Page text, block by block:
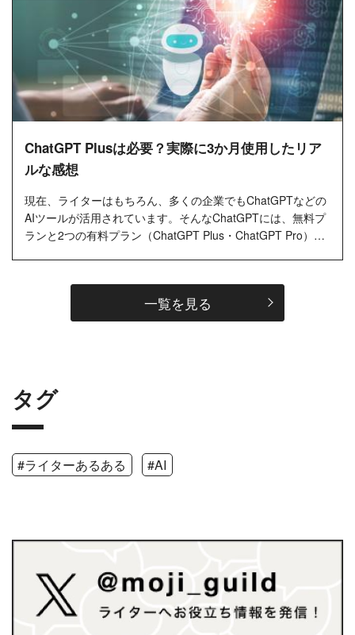
ChatGPT Plusは必要？実際に3か月使用したリア
ルな感想
現在、ライターはもちろん、多くの企業でもChatGPTなどの
AIツールが活用されています。そんなChatGPTには、無料プ
ランと2つの有料プラン（ChatGPT Plus・ChatGPT Pro）が
一覧を見る
タグ
#ライターあるある #AI